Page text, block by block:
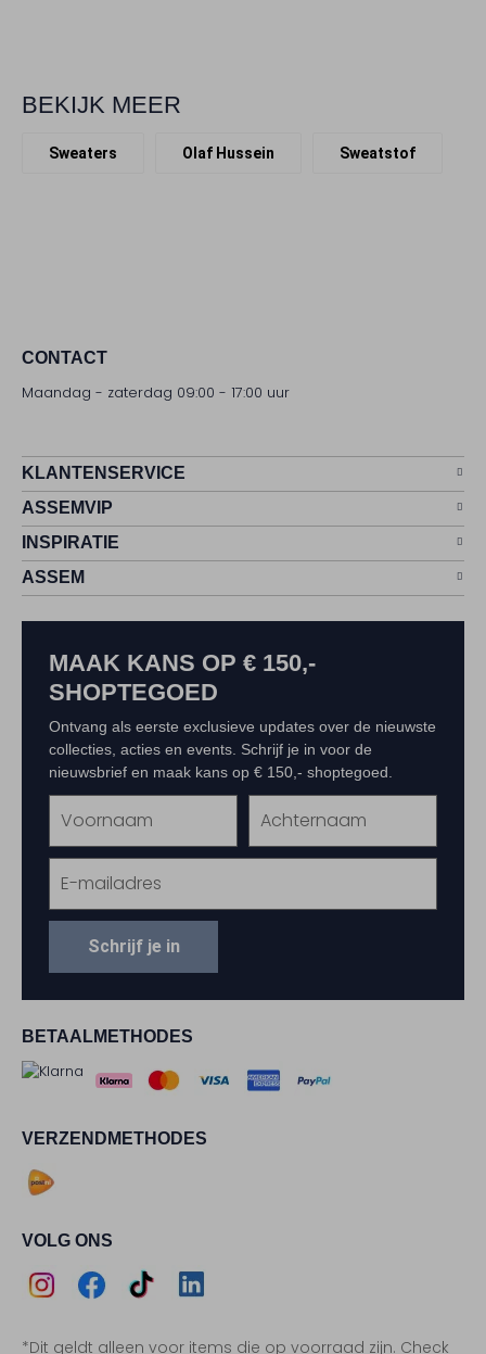
BEKIJK MEER
Sweaters Olaf Hussein Sweatstof
CONTACT
Maandag - zaterdag 09:00 - 17:00 uur
KLANTENSERVICE
ASSEMVIP
INSPIRATIE
ASSEM
BETAALMETHODES
VERZENDMETHODES
VOLG ONS
*Dit geldt alleen voor items die op voorraad zijn. Check
MAAK KANS OP € 150,-
SHOPTEGOED
Ontvang als eerste exclusieve updates over de nieuwste
collecties, acties en events. Schrijf je in voor de
nieuwsbrief en maak kans op € 150,- shoptegoed.
Schrijf je in